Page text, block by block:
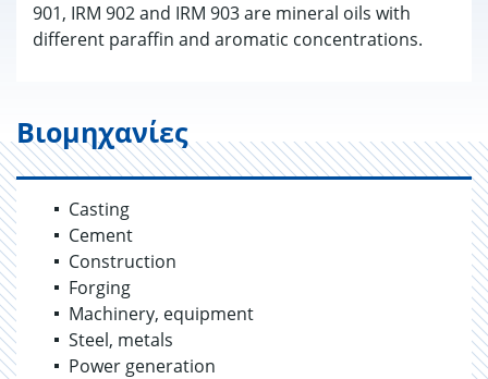
901, IRM 902 and IRM 903 are mineral oils with
different paraffin and aromatic concentrations.
Βιομηχανίες
Casting
Cement
Construction
Forging
Machinery, equipment
Steel, metals
Power generation